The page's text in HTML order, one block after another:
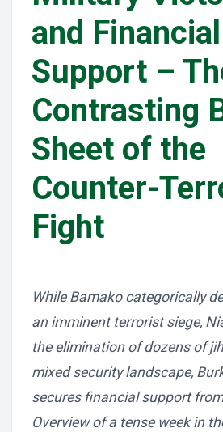
and Financial
Support –
Contrasting
Sheet of the
Counter-
Fight
While Bamako categorically
an imminent terrorist siege,
the elimination of dozens of
mixed security landscape,
secures financial support
Overview of a tense week in